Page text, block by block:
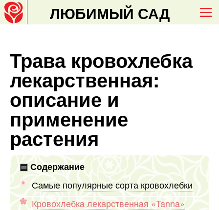
ЛЮБИМЫЙ САД
Трава кровохлебка
лекарственная:
описание и
применение
растения
Содержание
Самые популярные сорта кровохлебки
Кровохлебка лекарственная «Tanna»